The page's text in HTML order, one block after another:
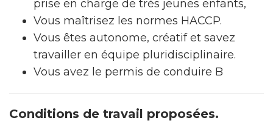
prise en charge de très jeunes enfants,
Vous maîtrisez les normes HACCP.
Vous êtes autonome, créatif et savez
travailler en équipe pluridisciplinaire.
Vous avez le permis de conduire B
Conditions de travail proposées.